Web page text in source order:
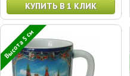
КУПИТЬ В 1 КЛИК
Высота 5 см